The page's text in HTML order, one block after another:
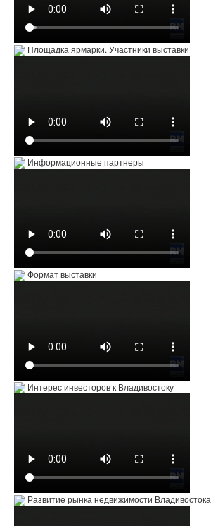
Площадка ярмарки. Участники выставки
Информационные партнеры
Формат выставки
Интерес инвесторов к Владивостоку
Развитие рынка недвижимости Владивостока